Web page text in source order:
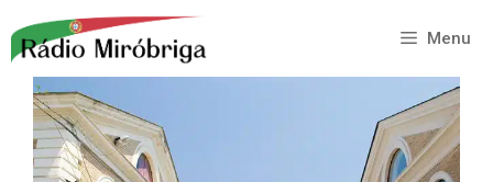
para
conteúdo
Menu